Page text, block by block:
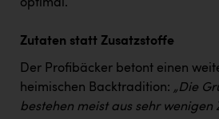
optimal.
Zutaten statt Zusatzstoffe
Der Profibäcker betont einen
heimischen Backtradition: „Die
bestehen meist aus sehr wenigen